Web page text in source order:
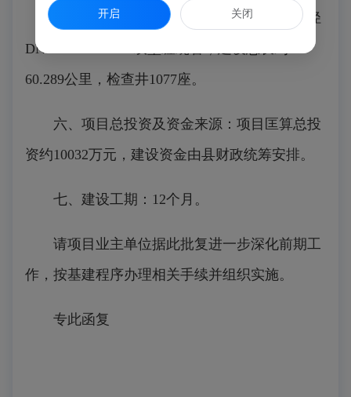
五、建设内容和规模：接驳管网拟采用管径
DN200-400 HDPE双壁缠绕管，建设总长约
60.289公里 ，检查井1077座。
六、项目总投资及资金来源：项目匡算总投
资约10032万元，建设资金由县财政统筹安排。
七、建设工期：12个月。
请项目业主单位据此批复进一步深化前期工
作，按基建程序办理相关手续并组织实施。
专此函复
开启 关闭